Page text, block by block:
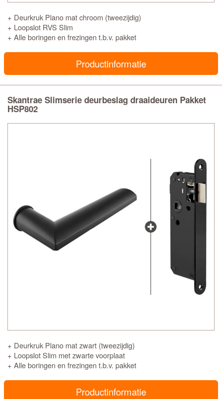
+ Deurkruk Plano mat chroom (tweezijdig)
+ Loopslot RVS Slim
+ Alle boringen en frezingen t.b.v. pakket
Productinformatie
Skantrae Slimserie deurbeslag draaideuren Pakket
HSP802
+ Deurkruk Plano mat zwart (tweezijdig)
+ Loopslot Slim met zwarte voorplaat
+ Alle boringen en frezingen t.b.v. pakket
Productinformatie